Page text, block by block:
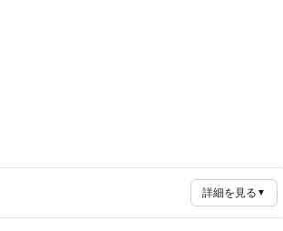
詳細を見る ▼